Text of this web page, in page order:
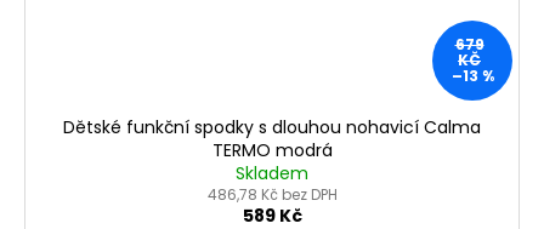
679
KČ
–13 %
Dětské funkční spodky s dlouhou nohavicí Calma
TERMO modrá
Skladem
486,78 Kč bez DPH
589 Kč